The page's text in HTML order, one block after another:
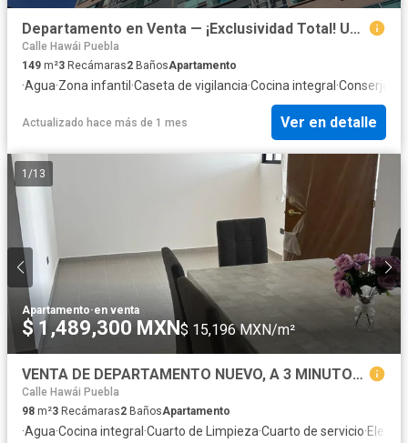
Departamento en Venta — ¡Exclusividad Total! Ubicación privilegiada: Torre CIMA, a minutos de Angelópolis.
Calle Hawái Puebla
149 m²3 Recámaras2 BañosApartamento
·Agua·Zona infantil ·Caseta de vigilancia·Cocina integral ·Conserje
Actualizado hace más de 1 mes Ver en detalle
1 /13
Apartamento·en venta
$ 1,489,300 MXN$ 15,196 MXN/m²
VENTA DE DEPARTAMENTO NUEVO, A 3 MINUTOS DE LA 11 SUR
Calle Hawái Puebla
98 m²3 Recámaras2 BañosApartamento
·Agua·Cocina integral ·Cuarto de Limpieza·Cuarto de servicio·